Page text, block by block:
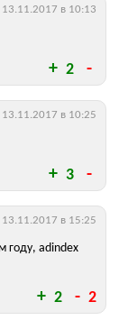
2
13.11.2017 в 10:13
3
13.11.2017 в 10:25
2 2
году, adindex
13.11.2017 в 15:25